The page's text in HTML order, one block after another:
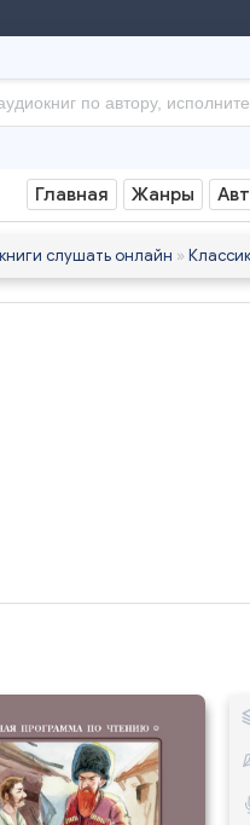
Главная Жанры
слушать онлайн »